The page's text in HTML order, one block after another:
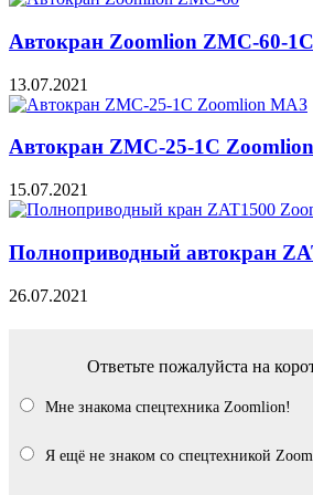
Автокран Zoomlion ZMC-60-
13.07.2021
Автокран ZMC-25-1С
15.07.2021
Полноприводный автокран
26.07.2021
Ответьте пожалуйста на
Мне знакома спецтехника Zoomlion!
Я ещё не знаком со спецтехникой